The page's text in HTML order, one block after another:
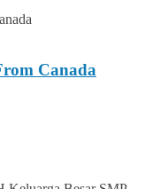
Canada